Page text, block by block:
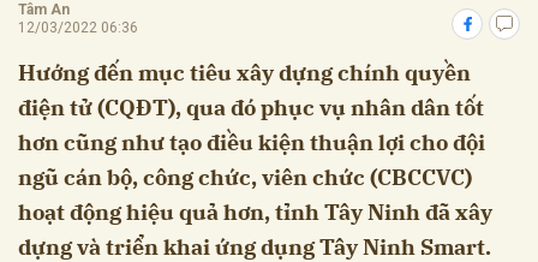
Tâm An
12/03/2022 06:36
Hướng đến mục tiêu xây dựng chính quyền
điện tử (CQĐT), qua đó phục vụ nhân dân tốt
hơn cũng như tạo điều kiện thuận lợi cho đội
ngũ cán bộ, công chức, viên chức (CBCCVC)
hoạt động hiệu quả hơn, tỉnh Tây Ninh đã xây
dựng và triển khai ứng dụng Tây Ninh Smart.
Gửi